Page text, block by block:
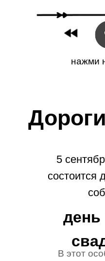
нажми
5
состоится
В этот